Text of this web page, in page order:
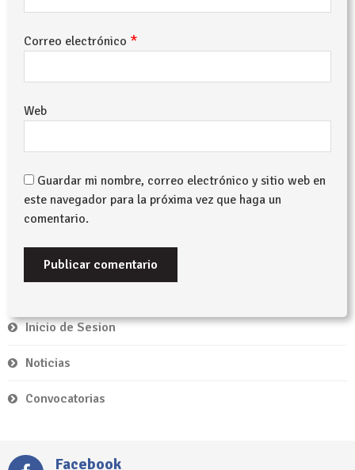
Correo electrónico *
Web
Guardar mi nombre, correo electrónico y sitio web en
este navegador para la próxima vez que haga un
comentario.
Inicio de Sesion
Noticias
Convocatorias
Facebook